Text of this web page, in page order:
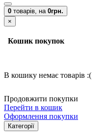
0 товарів, на 0грн.
×
Кошик покупок
В кошику немає товарів :(
Продовжити покупки
Перейти в кошик
Оформлення покупки
Категорії